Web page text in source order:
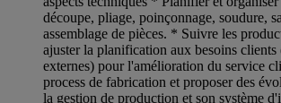
découpe, pliage, poinçonnage, soudure,
assemblage de pièces. * Suivre les
ajuster la planification aux besoins clients
externes) pour l'amélioration du service
process de fabrication et proposer des
la gestion de production et son système